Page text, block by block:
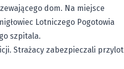
dom. Na miejsce
Lotniczego Pogotowia
szpitala.
Strażacy zabezpieczali przylot